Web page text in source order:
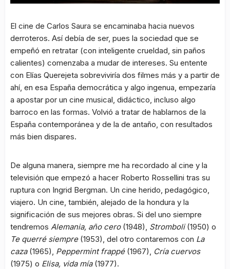
El cine de Carlos Saura se encaminaba hacia nuevos
derroteros. Así debía de ser, pues la sociedad que se
empeñó en retratar (con inteligente crueldad, sin paños
calientes) comenzaba a mudar de intereses. Su entente
con Elías Querejeta sobreviviría dos filmes más y a partir de
ahí, en esa España democrática y algo ingenua, empezaría
a apostar por un cine musical, didáctico, incluso algo
barroco en las formas. Volvió a tratar de hablarnos de la
España contemporánea y de la de antaño, con resultados
más bien dispares.
De alguna manera, siempre me ha recordado al cine y la
televisión que empezó a hacer Roberto Rossellini tras su
ruptura con Ingrid Bergman. Un cine herido, pedagógico,
viajero. Un cine, también, alejado de la hondura y la
significación de sus mejores obras. Si del uno siempre
tendremos Alemania, año cero(1948), Stromboli(1950) o
Te querré siempre(1953), del otro contaremos con La
caza(1965), Peppermint frappé(1967),
Cría cuervos
(1975) o Elisa, vida mía(1977).